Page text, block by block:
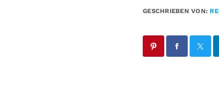
GESCHRIEBEN VON: